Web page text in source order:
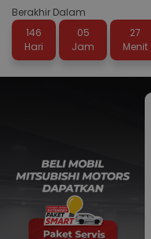
Berakhir Dalam
146
Hari
05
Jam
27
Menit